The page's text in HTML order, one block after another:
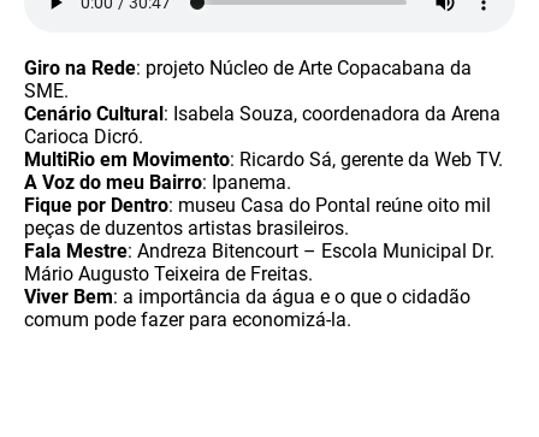
Giro na Rede: projeto Núcleo de Arte Copacabana da
SME.
Cenário Cultural: Isabela Souza, coordenadora da Arena
Carioca Dicró.
MultiRio em Movimento: Ricardo Sá, gerente da Web TV.
A Voz do meu Bairro: Ipanema.
Fique por Dentro: museu Casa do Pontal reúne oito mil
peças de duzentos artistas brasileiros.
Fala Mestre: Andreza Bitencourt – Escola Municipal Dr.
Mário Augusto Teixeira de Freitas.
Viver Bem: a importância da água e o que o cidadão
comum pode fazer para economizá-la.